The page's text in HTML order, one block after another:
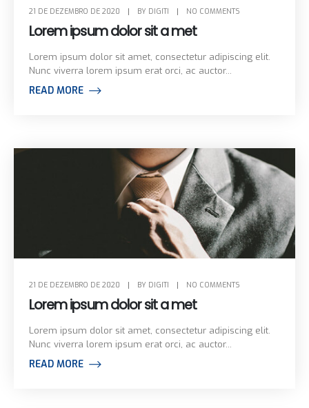
21 DE DEZEMBRO DE 2020 BY DIGITI NO COMMENTS
Lorem ipsum dolor sit a met
Lorem ipsum dolor sit amet, consectetur adipiscing elit.
Nunc viverra lorem ipsum erat orci, ac auctor...
READ MORE
21 DE DEZEMBRO DE 2020 BY DIGITI NO COMMENTS
Lorem ipsum dolor sit a met
Lorem ipsum dolor sit amet, consectetur adipiscing elit.
Nunc viverra lorem ipsum erat orci, ac auctor...
READ MORE